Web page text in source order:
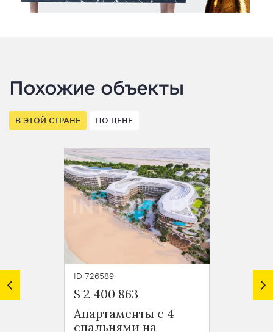
Похожие объекты
В ЭТОЙ СТРАНЕ ПО ЦЕНЕ
ID 726589
$ 2 400 863
Апартаменты с 4
спальнями на
$ 1